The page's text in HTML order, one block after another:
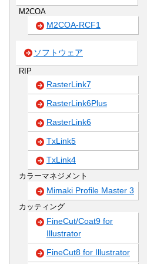
M2COA
M2COA-RCF1
ソフトウェア
RIP
RasterLink7
RasterLink6Plus
RasterLink6
TxLink5
TxLink4
カラーマネジメント
Mimaki Profile Master 3
カッティング
FineCut/Coat9 for
Illustrator
FineCut8 for Illustrator